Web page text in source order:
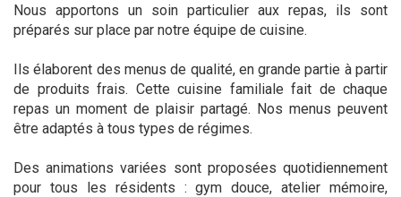
Nous apportons un soin particulier aux repas, ils sont
préparés sur place par notre équipe de cuisine.
Ils élaborent des menus de qualité, en grande partie à partir
de produits frais. Cette cuisine familiale fait de chaque
repas un moment de plaisir partagé. Nos menus peuvent
être adaptés à tous types de régimes.
Des animations variées sont proposées quotidiennement
pour tous les résidents : gym douce, atelier mémoire,